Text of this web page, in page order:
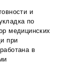
и
по
медицинских
при
в